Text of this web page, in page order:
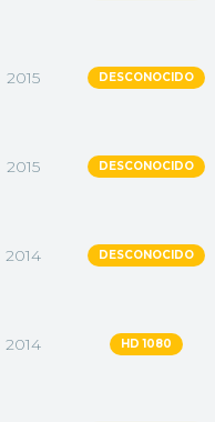
2015 DESCONOCIDO
2015 DESCONOCIDO
2014 DESCONOCIDO
2014 HD 1080